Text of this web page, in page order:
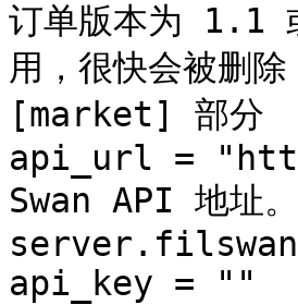
订单版本为
用，很快会被删
[market] 部分
api_url =
Swan API 地址
api_key